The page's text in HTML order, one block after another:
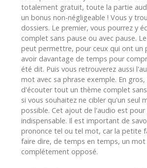
totalement gratuit, toute la partie
un bonus non-négligeable ! Vous y
dossiers. Le premier, vous pourrez y
complet sans pause ou avec pause.
peut permettre, pour ceux qui ont un
avoir davantage de temps pour
été dit. Puis vous retrouverez aussi
mot avec sa phrase exemple. En
d'écouter tout un thème complet
si vous souhaitez ne cibler qu'un seul
possible. Cet ajout de l'audio est pour
indispensable. Il est important de
prononce tel ou tel mot, car la petite
faire dire, de temps en temps, un
complétement opposé.